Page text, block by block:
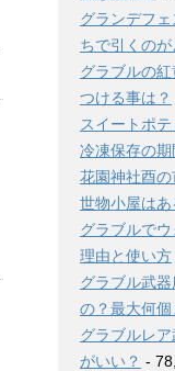
グランデフ
ちで引くのが
グラブルの
つける事は？
スイートポ
冷凍保存の期
花園神社酉
世物小屋はあ
グラブルで
理由と使い方
グラブル武
の？最大何個
グラブルレ
がいい？ -